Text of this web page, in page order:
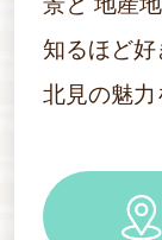
知るほど好
北見の魅力